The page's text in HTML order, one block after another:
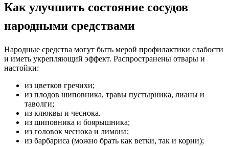
Как улучшить состояние сосудов
народными средствами
Народные средства могут быть мерой профилактики слабости
и иметь укрепляющий эффект. Распространены отвары и
настойки:
из цветков гречихи;
из плодов шиповника, травы пустырника, лианы и
таволги;
из клюквы и чеснока.
из шиповника и боярышника;
из головок чеснока и лимона;
из барбариса (можно брать как ветки, так и корни);